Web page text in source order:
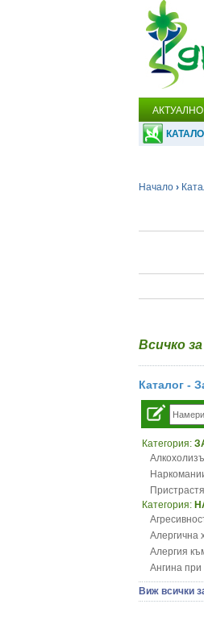
АКТУАЛНО
Начало ›
Всичко
Каталог -
Категория:
Категория:
Алергична
Алергия
Ангина при
Анемия
Апетит -
Виж всички